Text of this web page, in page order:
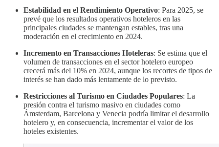
Estabilidad en el Rendimiento Operativo: Para 2025, se
prevé que los resultados operativos hoteleros en las
principales ciudades se mantengan estables, tras una
moderación en el crecimiento en 2024.
Incremento en Transacciones Hoteleras: Se estima que el
volumen de transacciones en el sector hotelero europeo
crecerá más del 10% en 2024, aunque los recortes de tipos de
interés se han dado más lentamente de lo previsto.
Restricciones al Turismo en Ciudades Populares: La
presión contra el turismo masivo en ciudades como
Ámsterdam, Barcelona y Venecia podría limitar el desarrollo
hotelero y, en consecuencia, incrementar el valor de los
hoteles existentes.